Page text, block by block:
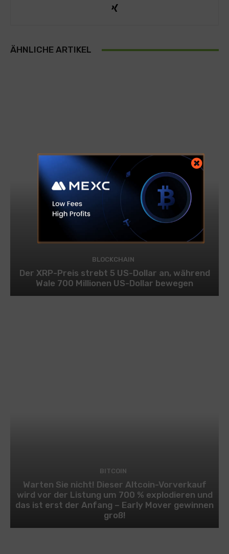
ÄHNLICHE ARTIKEL
BLOCKCHAIN
Der XRP-Preis strebt 5 US-Dollar an, während
Wale 700 Millionen US-Dollar bewegen
BITCOIN
Warten Sie nicht! Dieser Altcoin-Vorverkauf
wird vor der Listung um 700 % explodieren und
das ist erst der Anfang – Early Mover gewinnen
groß!